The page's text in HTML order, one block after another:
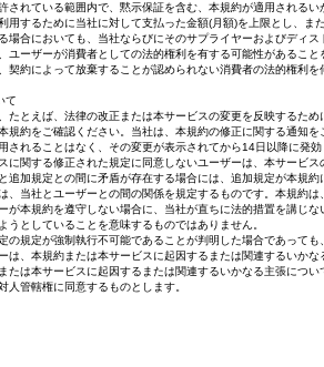
されている範囲内で、黙示保証を含む、本規約が適用される
用するために当社に対して支払った金額(月額)を上限とし、
場合においても、当社ならびにそのサプライヤーおよびディ
ユーザーが消費者としての法的権利を有する可能性があるこ
契約によって放棄することが認められない消費者の法的権利
て
たとえば、法律の改正または本サービスの変更を反映するた
規約をご確認ください。当社は、本規約の修正に関する通知
されることはなく、その変更が表示されてから14日以降に発
に関する修正された規定に同意しないユーザーは、本サービ
追加規定との間に矛盾が存在する場合には、追加規定が本規約
、当社とユーザーとの間の関係を規定するものです。本規約
が本規約を遵守しない場合に、当社が直ちに法的措置を講じ
うとしていることを意味するものではありません。
の規定が強制執行不可能であることが判明した場合であって
は、本規約または本サービスに起因するまたは関連するいか
たは本サービスに起因するまたは関連するいかなる主張につ
人管轄権に同意するものとします。